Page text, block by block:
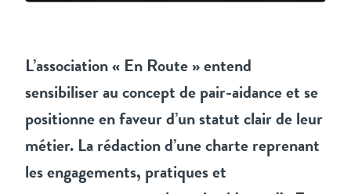
L’association « En Route » entend
sensibiliser au concept de pair-aidance et se
positionne en faveur d’un statut clair de leur
métier. La rédaction d’une charte reprenant
les engagements, pratiques et